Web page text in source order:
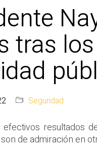
tras
Seguridad
resultados
de admiración en